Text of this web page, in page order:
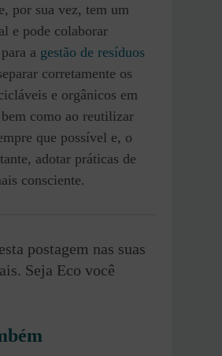
por sua vez, tem um
e pode colaborar
a gestão de resíduos
corretamente os
e orgânicos em
bem como ao reutilizar
que possível e, o
adotar práticas de
consciente.
postagem nas suas
Seja Eco você